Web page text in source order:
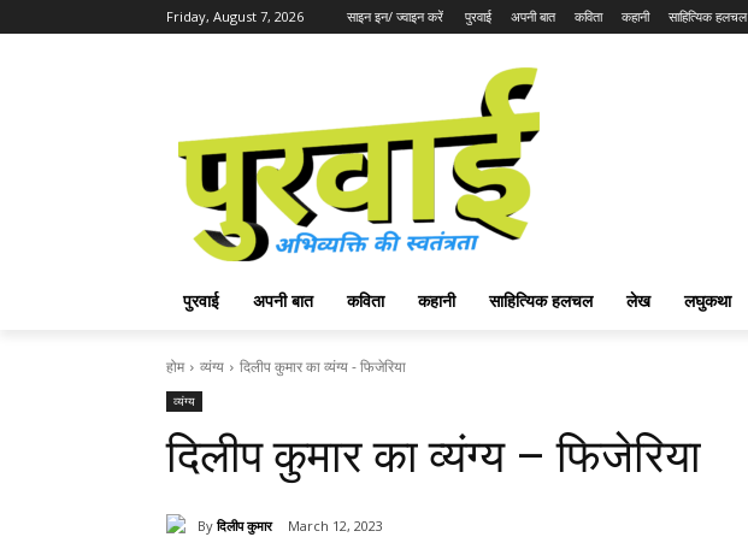
Friday, August 7, 2026 साइन इन/ ज्वाइन करें पुरवाई अपनी बात कविता कहानी साहित्यिक हलचल
पुरवाई अपनी बात कविता कहानी साहित्यिक हलचल लेख लघुकथा
होम व्यंग्य दिलीप कुमार का व्यंग्य - फिजेरिया
व्यंग्य
दिलीप कुमार का व्यंग्य – फिजेरिया
By दिलीप कुमार March 12, 2023